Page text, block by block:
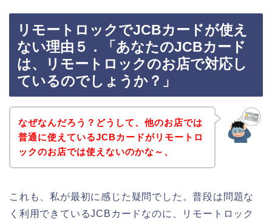
リモートロックでJCBカードが使え
ない理由５．「あなたのJCBカード
は、リモートロックのお店で対応し
ているのでしょうか？」
なぜなんだろう？どうして、他のお店では
普通に使えているJCBカードがリモートロ
ックのお店では使えないのかな～、
これも、私が最初に感じた疑問でした。普段は問題な
く利用できているJCBカードなのに、リモートロック